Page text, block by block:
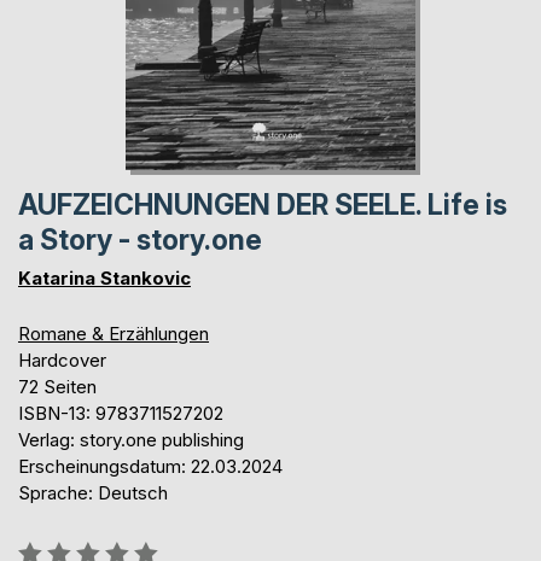
AUFZEICHNUNGEN DER SEELE. Life is
a Story - story.one
Katarina Stankovic
Romane & Erzählungen
Hardcover
72 Seiten
ISBN-13: 9783711527202
Verlag: story.one publishing
Erscheinungsdatum: 22.03.2024
Sprache: Deutsch
Bewertung::